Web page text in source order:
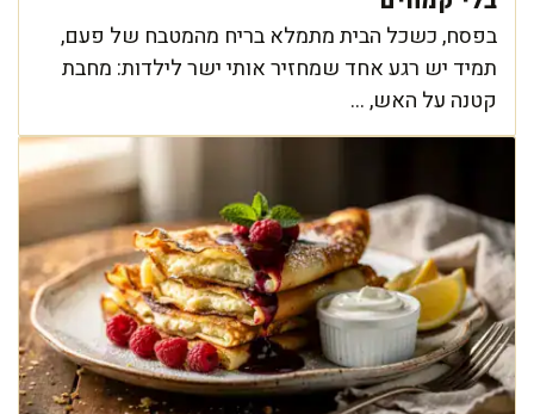
בפסח, כשכל הבית מתמלא בריח מהמטבח של פעם,
תמיד יש רגע אחד שמחזיר אותי ישר לילדות: מחבת
קטנה על האש, ...